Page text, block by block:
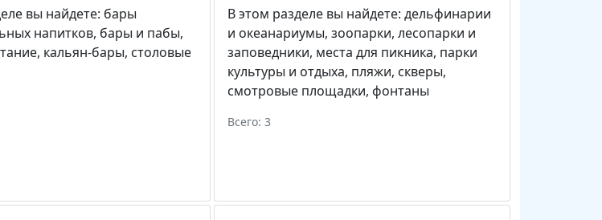
вы найдете: бары
напитков, бары и пабы,
, кальян-бары, столовые
В этом разделе вы найдете: дельфинарии
и океанариумы, зоопарки, лесопарки и
заповедники, места для пикника, парки
культуры и отдыха, пляжи, скверы,
смотровые площадки, фонтаны
Всего: 3